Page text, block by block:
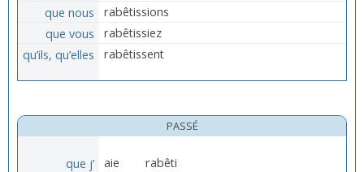
que nous
rabêtissions
que vous
rabêtissiez
qu’ils, qu’elles
rabêtissent
PASSÉ
que j’ aie
rabêti